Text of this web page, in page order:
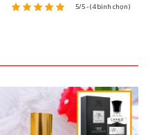
5/5 - (4 bình chọn)